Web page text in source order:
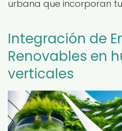
urbana que incorporan
Integración de
Renovables en
verticales